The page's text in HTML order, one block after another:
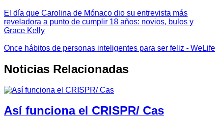
El día que Carolina de Mónaco dio su entrevista más
reveladora a punto de cumplir 18 años: novios, bulos y
Grace Kelly
Once hábitos de personas inteligentes para ser feliz - WeLife
Noticias Relacionadas
Así funciona el CRISPR/ Cas